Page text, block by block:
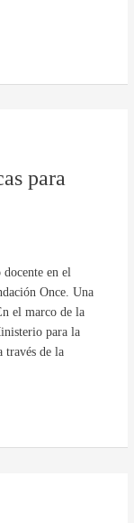
para
docente en el
Once. Una
el marco de la
para la
través de la